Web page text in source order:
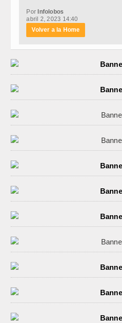
Por Infolobos
abril 2, 2023 14:40
Volver a la Home